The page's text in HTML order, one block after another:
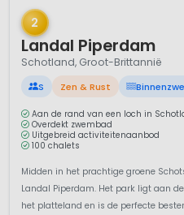
1 / 12
2
Landal Piperdam
Schotland, Groot-Brittannië
S Zen & Rust
Aan de rand van een loch in
Overdekt zwembad
Uitgebreid activiteitenaanbod
100 chalets
Midden in het prachtige groene
Landal Piperdam. Het park ligt aan
het platteland en is de perfecte